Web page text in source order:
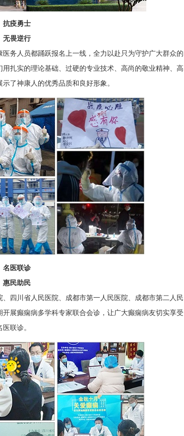
抗疫勇士
无畏逆行
务人员都踊跃报名上一线，全力以赴只为守护广大群众的
扎实的理论基础、过硬的专业技术、高尚的敬业精神、高
了神康人的优秀品质和良好形象。
名医联诊
惠民助民
四川省人民医院、成都市第一人民医院、成都市第二人民
展癫痫病多学科专家联合会诊，让广大癫痫病友切实享受
联诊。